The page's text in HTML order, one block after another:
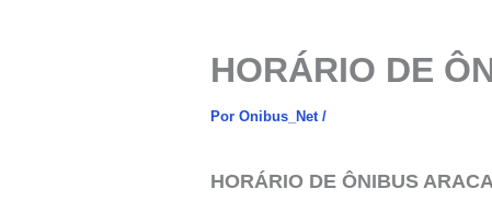
HORÁRIO DE
Por Onibus_Net /
HORÁRIO DE ÔNIBUS